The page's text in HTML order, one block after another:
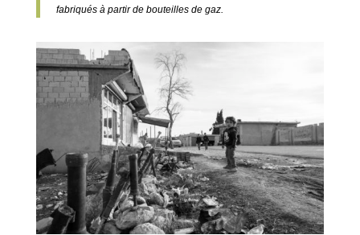
fabriqués à partir de bouteilles de gaz.